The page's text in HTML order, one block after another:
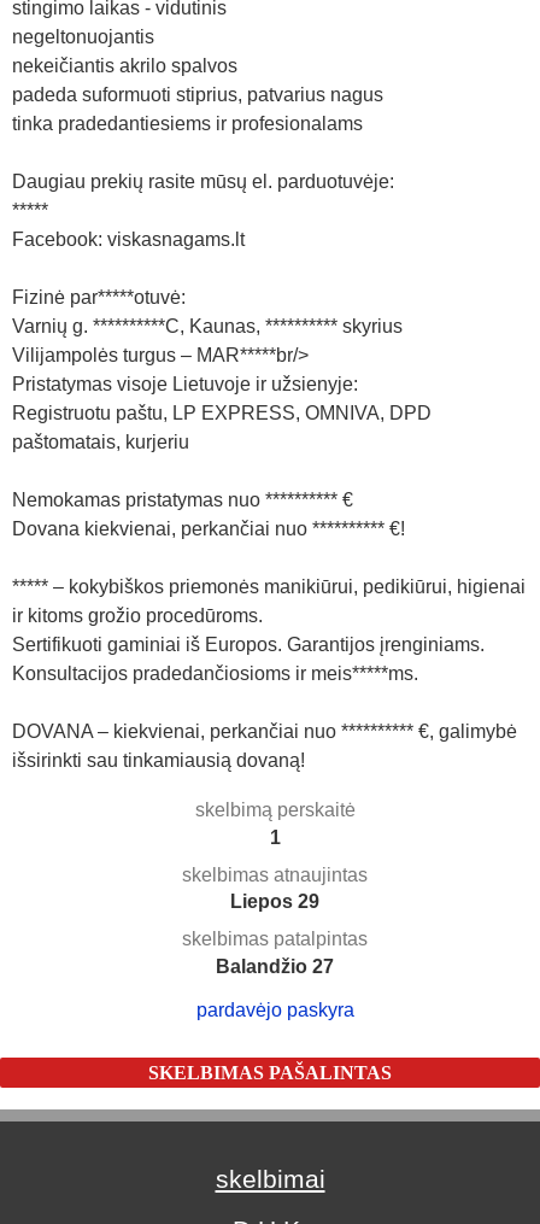
stingimo laikas - vidutinis
negeltonuojantis
nekeičiantis akrilo spalvos
padeda suformuoti stiprius, patvarius nagus
tinka pradedantiesiems ir profesionalams
Daugiau prekių rasite mūsų el. parduotuvėje:
*****
Facebook: viskasnagams.lt
Fizinė par*****otuvė:
Varnių g. **********C, Kaunas, ********** skyrius
Vilijampolės turgus – MAR*****br/>
Pristatymas visoje Lietuvoje ir užsienyje:
Registruotu paštu, LP EXPRESS, OMNIVA, DPD
paštomatais, kurjeriu
Nemokamas pristatymas nuo ********** €
Dovana kiekvienai, perkančiai nuo ********** €!
***** – kokybiškos priemonės manikiūrui, pedikiūrui, higienai
ir kitoms grožio procedūroms.
Sertifikuoti gaminiai iš Europos. Garantijos įrenginiams.
Konsultacijos pradedančiosioms ir meis*****ms.
DOVANA – kiekvienai, perkančiai nuo ********** €, galimybė
išsirinkti sau tinkamiausią dovaną!
skelbimą perskaitė
1
skelbimas atnaujintas
Liepos 29
skelbimas patalpintas
Balandžio 27
pardavėjo paskyra
SKELBIMAS PAŠALINTAS
skelbimai